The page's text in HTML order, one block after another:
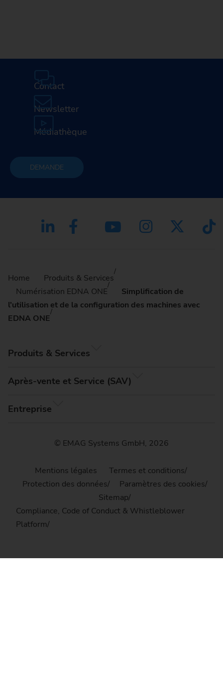
Contact
Newsletter
Médiathèque
DEMANDE
Home
Produits & Services
Numérisation EDNA ONE
Simplification de
l'utilisation et de la configuration des machines avec
EDNA ONE
Produits & Services
Après-vente et Service (SAV)
Entreprise
© EMAG Systems GmbH, 2026
Mentions légales
Termes et conditions
Protection des données
Paramètres des cookies
Sitemap
Compliance, Code of Conduct & Whistleblower
Platform